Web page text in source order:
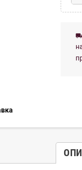
local_shipping